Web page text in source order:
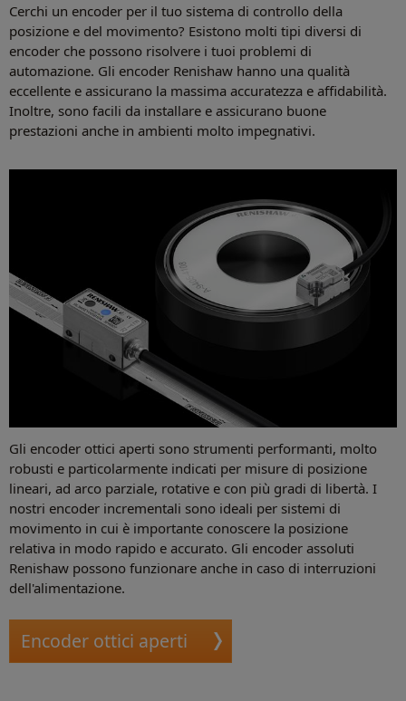
Cerchi un encoder per il tuo sistema di controllo della
posizione e del movimento? Esistono molti tipi diversi di
encoder che possono risolvere i tuoi problemi di
automazione. Gli encoder Renishaw hanno una qualità
eccellente e assicurano la massima accuratezza e affidabilità.
Inoltre, sono facili da installare e assicurano buone
prestazioni anche in ambienti molto impegnativi.
Gli encoder ottici aperti sono strumenti performanti, molto
robusti e particolarmente indicati per misure di posizione
lineari, ad arco parziale, rotative e con più gradi di libertà. I
nostri encoder incrementali sono ideali per sistemi di
movimento in cui è importante conoscere la posizione
relativa in modo rapido e accurato. Gli encoder assoluti
Renishaw possono funzionare anche in caso di interruzioni
dell'alimentazione.
Encoder ottici aperti